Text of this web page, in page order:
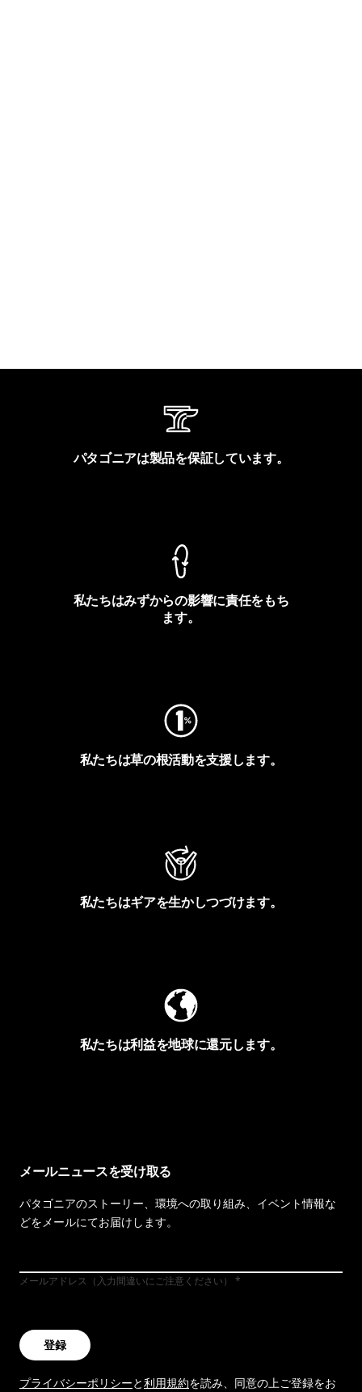
パタゴニアは製品を保証しています。
私たちはみずからの影響に責任をもち
ます。
私たちは草の根活動を支援します。
私たちはギアを生かしつづけます。
私たちは利益を地球に還元します。
メールニュースを受け取る
パタゴニアのストーリー、環境への取り組み、イベント情報な
どをメールにてお届けします。
メールアドレス（入力間違いにご注意ください）
登録
プライバシーポリシーと利用規約を読み、同意の上ご登録をお